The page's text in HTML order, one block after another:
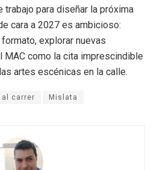
trabajo para diseñar la próxima
cara a 2027 es ambicioso:
explorar nuevas
como la cita imprescindible
artes escénicas en la calle.
al carrer Mislata